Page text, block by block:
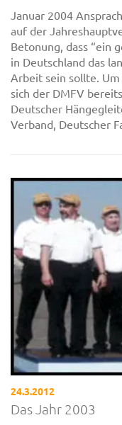
Januar 2004
auf der
Betonung, dass “ein
in Deutschland das
Arbeit sein sollte.
sich der DMFV
Deutscher
Verband, Deutscher
24.3.2012
Das Jahr 2003